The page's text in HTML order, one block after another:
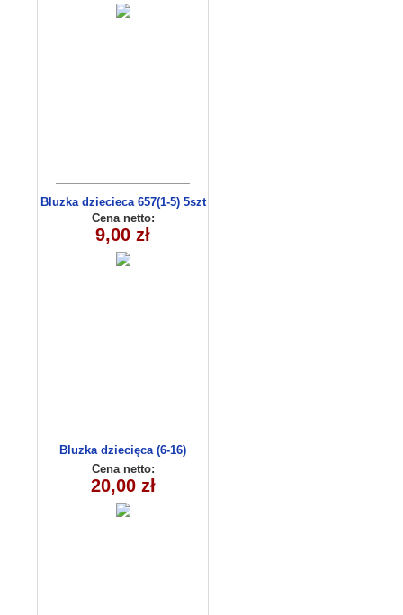
Bluzka dziecieca 657(1-5) 5szt
Cena netto:
9,00 zł
Bluzka dziecięca (6-16)
EAA0206
Cena netto:
20,00 zł